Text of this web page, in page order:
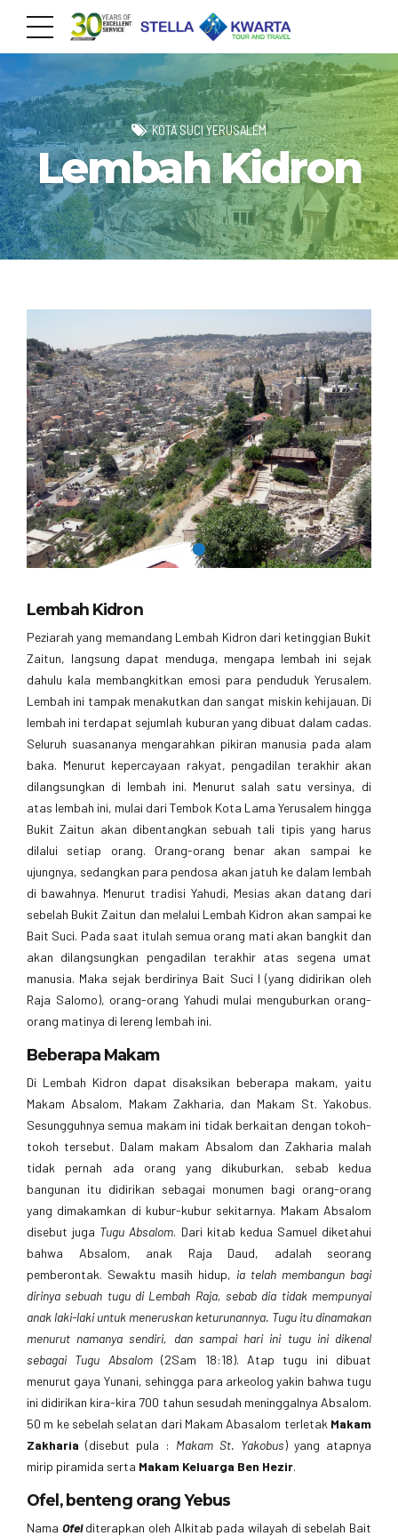
KOTA SUCI YERUSALEM
Lembah Kidron
Lembah Kidron
Peziarah yang memandang Lembah Kidron dari ketinggian Bukit
Zaitun, langsung dapat menduga, mengapa lembah ini sejak
dahulu kala membangkitkan emosi para penduduk Yerusalem.
Lembah ini tampak menakutkan dan sangat miskin kehijauan. Di
lembah ini terdapat sejumlah kuburan yang dibuat dalam cadas.
Seluruh suasananya mengarahkan pikiran manusia pada alam
baka. Menurut kepercayaan rakyat, pengadilan terakhir akan
dilangsungkan di lembah ini. Menurut salah satu versinya, di
atas lembah ini, mulai dari Tembok Kota Lama Yerusalem hingga
Bukit Zaitun akan dibentangkan sebuah tali tipis yang harus
dilalui setiap orang. Orang-orang benar akan sampai ke
ujungnya, sedangkan para pendosa akan jatuh ke dalam lembah
di bawahnya. Menurut tradisi Yahudi, Mesias akan datang dari
sebelah Bukit Zaitun dan melalui Lembah Kidron akan sampai ke
Bait Suci. Pada saat itulah semua orang mati akan bangkit dan
akan dilangsungkan pengadilan terakhir atas segena umat
manusia. Maka sejak berdirinya Bait Suci I (yang didirikan oleh
Raja Salomo), orang-orang Yahudi mulai menguburkan orang-
orang matinya di lereng lembah ini.
Beberapa Makam
Di Lembah Kidron dapat disaksikan beberapa makam, yaitu
Makam Absalom, Makam Zakharia, dan Makam St. Yakobus.
Sesungguhnya semua makam ini tidak berkaitan dengan tokoh-
tokoh tersebut. Dalam makam Absalom dan Zakharia malah
tidak pernah ada orang yang dikuburkan, sebab kedua
bangunan itu didirikan sebagai monumen bagi orang-orang
yang dimakamkan di kubur-kubur sekitarnya. Makam Absalom
disebut juga Tugu Absalom. Dari kitab kedua Samuel diketahui
bahwa Absalom, anak Raja Daud, adalah seorang
pemberontak. Sewaktu masih hidup, ia telah membangun bagi
dirinya sebuah tugu di Lembah Raja, sebab dia tidak mempunyai
anak laki-laki untuk meneruskan keturunannya. Tugu itu dinamakan
menurut namanya sendiri, dan sampai hari ini tugu ini dikenal
sebagai Tugu Absalom(2Sam 18:18). Atap tugu ini dibuat
menurut gaya Yunani, sehingga para arkeolog yakin bahwa tugu
ini didirikan kira-kira 700 tahun sesudah meninggalnya Absalom.
50 m ke sebelah selatan dari Makam Abasalom terletak Makam
Zakharia (disebut pula : Makam St. Yakobus) yang atapnya
mirip piramida serta Makam Keluarga Ben Hezir.
Ofel, benteng orang Yebus
Nama Ofelditerapkan oleh Alkitab pada wilayah di sebelah Bait